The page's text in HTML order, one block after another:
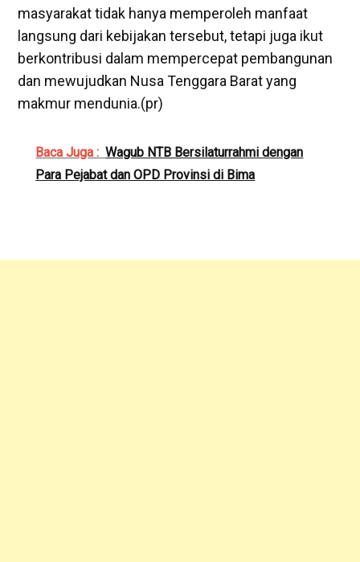
masyarakat tidak hanya memperoleh manfaat
langsung dari kebijakan tersebut, tetapi juga ikut
berkontribusi dalam mempercepat pembangunan
dan mewujudkan Nusa Tenggara Barat yang
makmur mendunia.(pr)
Baca Juga : Wagub NTB Bersilaturrahmi dengan
Para Pejabat dan OPD Provinsi di Bima